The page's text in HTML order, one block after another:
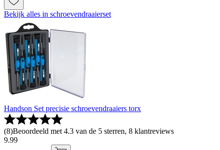
Bekijk alles in schroevendraaierset
Handson Set precisie schroevendraaiers torx
(8)Beoordeeld met 4.3 van de 5 sterren, 8 klantreviews
9.99